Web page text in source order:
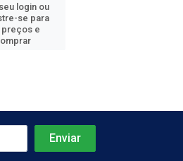
login ou
se para
preços e